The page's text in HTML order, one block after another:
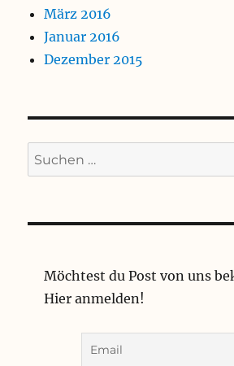
März 2016
Januar 2016
Dezember 2015
Suchen
nach:
Möchtest du Post von uns
Hier anmelden!